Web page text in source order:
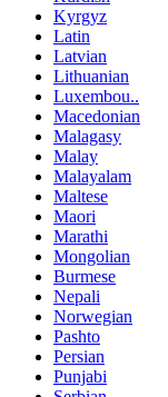
Kyrgyz
Latin
Latvian
Lithuanian
Luxembou..
Macedonian
Malagasy
Malay
Malayalam
Maltese
Maori
Marathi
Mongolian
Burmese
Nepali
Norwegian
Pashto
Persian
Punjabi